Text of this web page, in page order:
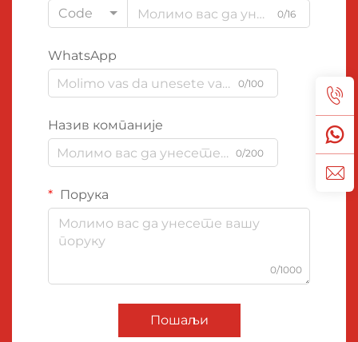
Code 0/16
WhatsApp
0/100
Назив компаније
0/200
Порука
0/1000
Пошаљи